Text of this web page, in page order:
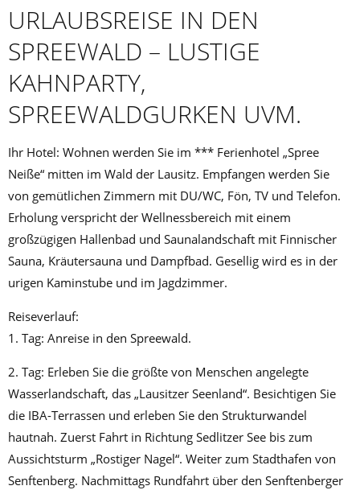
URLAUBSREISE IN DEN
SPREEWALD – LUSTIGE
KAHNPARTY,
SPREEWALDGURKEN UVM.
Ihr Hotel: Wohnen werden Sie im *** Ferienhotel „Spree
Neiße“ mitten im Wald der Lausitz. Empfangen werden Sie
von gemütlichen Zimmern mit DU/WC, Fön, TV und Telefon.
Erholung verspricht der Wellnessbereich mit einem
großzügigen Hallenbad und Saunalandschaft mit Finnischer
Sauna, Kräutersauna und Dampfbad. Gesellig wird es in der
urigen Kaminstube und im Jagdzimmer.
Reiseverlauf:
1. Tag: Anreise in den Spreewald.
2. Tag: Erleben Sie die größte von Menschen angelegte
Wasserlandschaft, das „Lausitzer Seenland“. Besichtigen Sie
die IBA-Terrassen und erleben Sie den Strukturwandel
hautnah. Zuerst Fahrt in Richtung Sedlitzer See bis zum
Aussichtsturm „Rostiger Nagel“. Weiter zum Stadthafen von
Senftenberg. Nachmittags Rundfahrt über den Senftenberger